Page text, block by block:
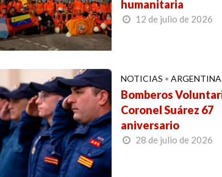
humanitaria
12 de julio de 2026
NOTICIAS • ARGENTINA
Bomberos
Coronel Suárez 67
aniversario
28 de julio de 2026